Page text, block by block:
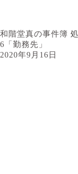
和階堂真の事件簿
6「勤務先」
2020年9月16日